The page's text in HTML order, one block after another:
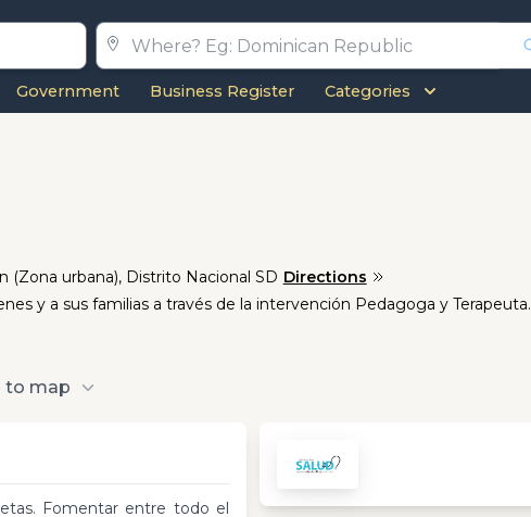
Government Business Register Categories
(Zona urbana), Distrito Nacional SD Directions
y a sus familias a través de la intervención Pedagoga y Terapeuta.
to map
Fomentar entre todo el